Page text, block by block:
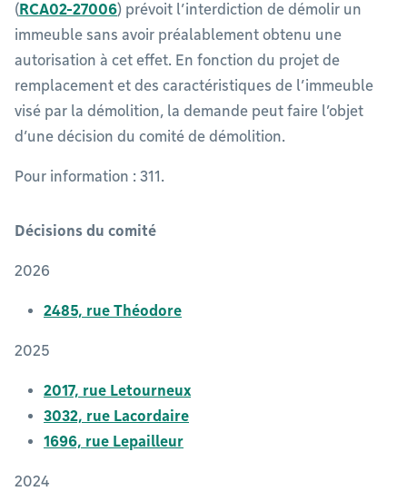
(RCA02-27006) prévoit l’interdiction de démolir un
immeuble sans avoir préalablement obtenu une
autorisation à cet effet. En fonction du projet de
remplacement et des caractéristiques de l’immeuble
visé par la démolition, la demande peut faire l’objet
d’une décision du comité de démolition.
Pour information : 311.
Décisions du comité
2026
2485, rue Théodore
2025
2017, rue Letourneux
3032, rue Lacordaire
1696, rue Lepailleur
2024